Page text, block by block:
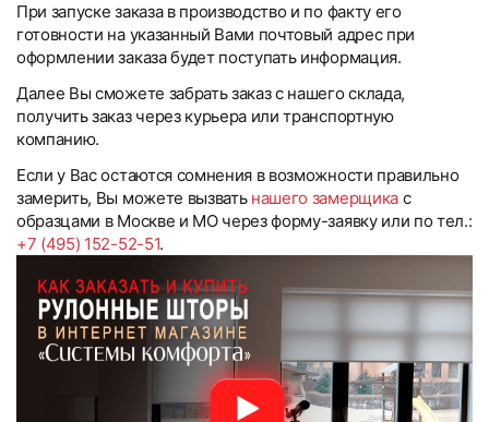
При запуске заказа в производство и по факту его
готовности на указанный Вами почтовый адрес при
оформлении заказа будет поступать информация.
Далее Вы сможете забрать заказ с нашего склада,
получить заказ через курьера или транспортную
компанию.
Если у Вас остаются сомнения в возможности правильно
замерить, Вы можете вызвать нашего замерщикас
образцами в Москве и МО через форму-заявку или по тел.:
+7 (495) 152-52-51.